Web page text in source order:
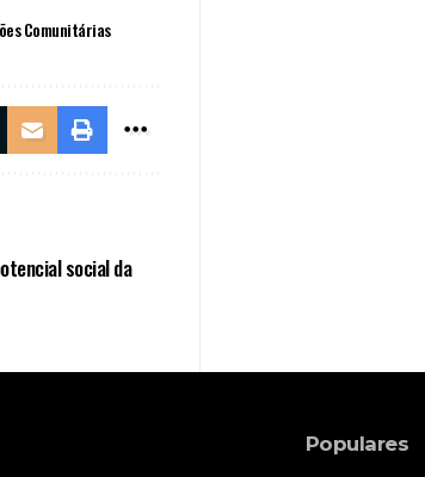
Comunitárias
social da
Populares